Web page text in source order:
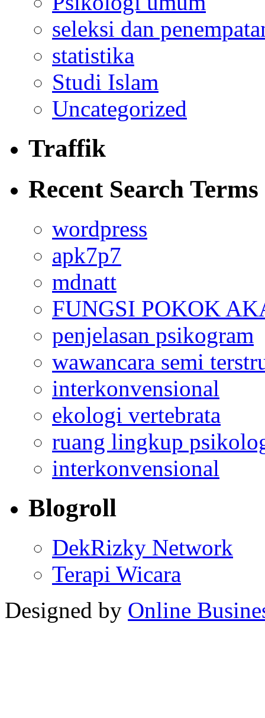
seleksi dan
statistika
Studi Islam
Uncategorized
Traffik
Recent Search Terms
wordpress
apk7p7
mdnatt
FUNGSI POKOK
penjelasan psikogram
wawancara semi
interkonvensional
ekologi vertebrata
ruang lingkup
interkonvensional
Blogroll
DekRizky Network
Terapi Wicara
Designed by Online